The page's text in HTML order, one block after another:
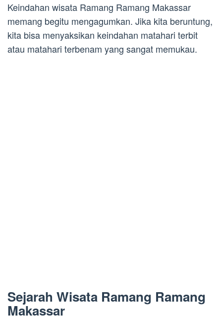
Keindahan wisata Ramang Ramang Makassar
memang begitu mengagumkan. Jika kita beruntung,
kita bisa menyaksikan keindahan matahari terbit
atau matahari terbenam yang sangat memukau.
Sejarah Wisata Ramang Ramang
Makassar